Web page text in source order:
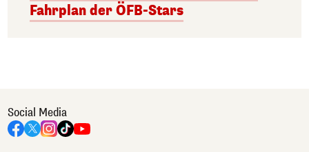
Fahrplan der ÖFB-Stars
Social Media